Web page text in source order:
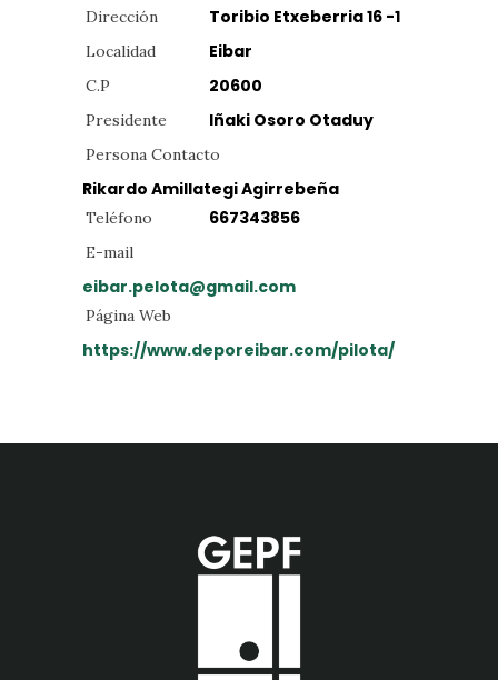
Dirección Toribio Etxeberria 16 -1
Localidad Eibar
C.P 20600
Presidente Iñaki Osoro Otaduy
Persona Contacto
Rikardo Amillategi Agirrebeña
Teléfono 667343856
E-mail
eibar.pelota@gmail.com
Página Web
https://www.deporeibar.com/pilota/